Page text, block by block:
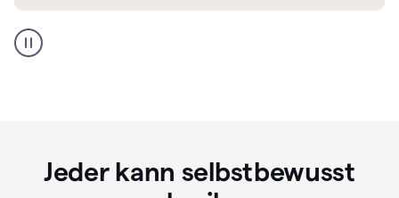
beim
Schreiben
Jeder kann selbstbewusst